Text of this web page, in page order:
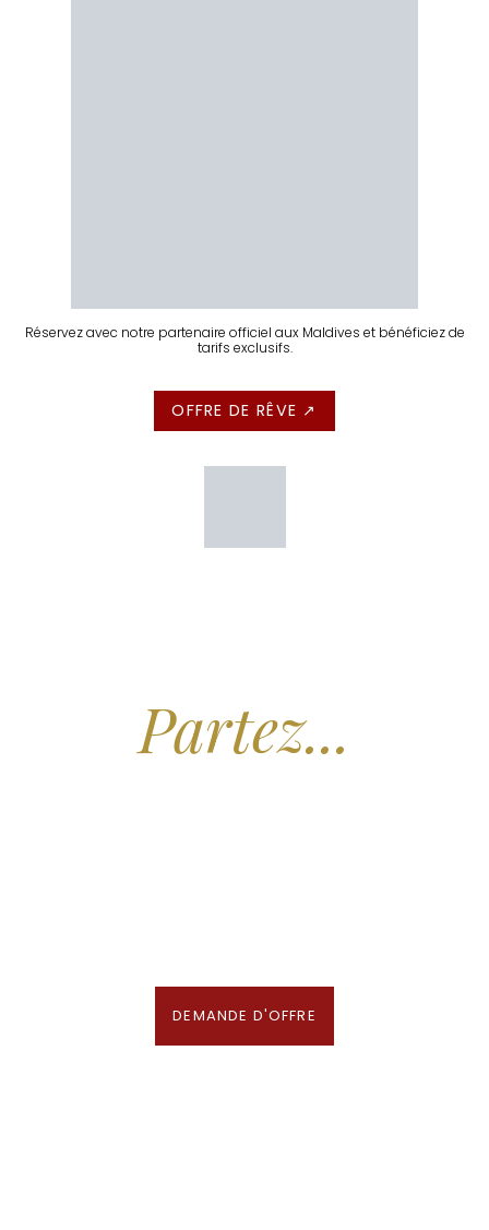
Réservez avec notre partenaire officiel aux Maldives et bénéficiez de
tarifs exclusifs.
OFFRE DE RÊVE ↗
Partez...
DEMANDE D'OFFRE